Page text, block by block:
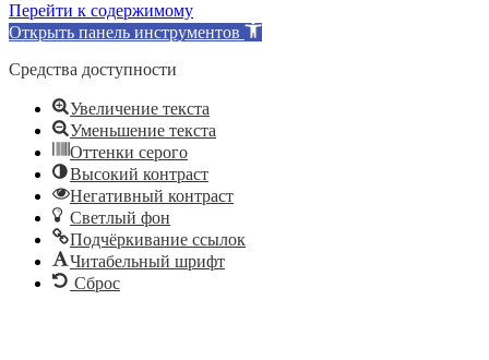
Перейти к содержимому
Открыть панель инструментов
Средства доступности
Увеличение текста
Уменьшение текста
Оттенки серого
Высокий контраст
Негативный контраст
Светлый фон
Подчёркивание ссылок
Читабельный шрифт
Сброс